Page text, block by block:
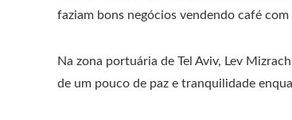
faziam bons negócios vendendo café
Na zona portuária de Tel Aviv, Lev
de um pouco de paz e tranquilidade